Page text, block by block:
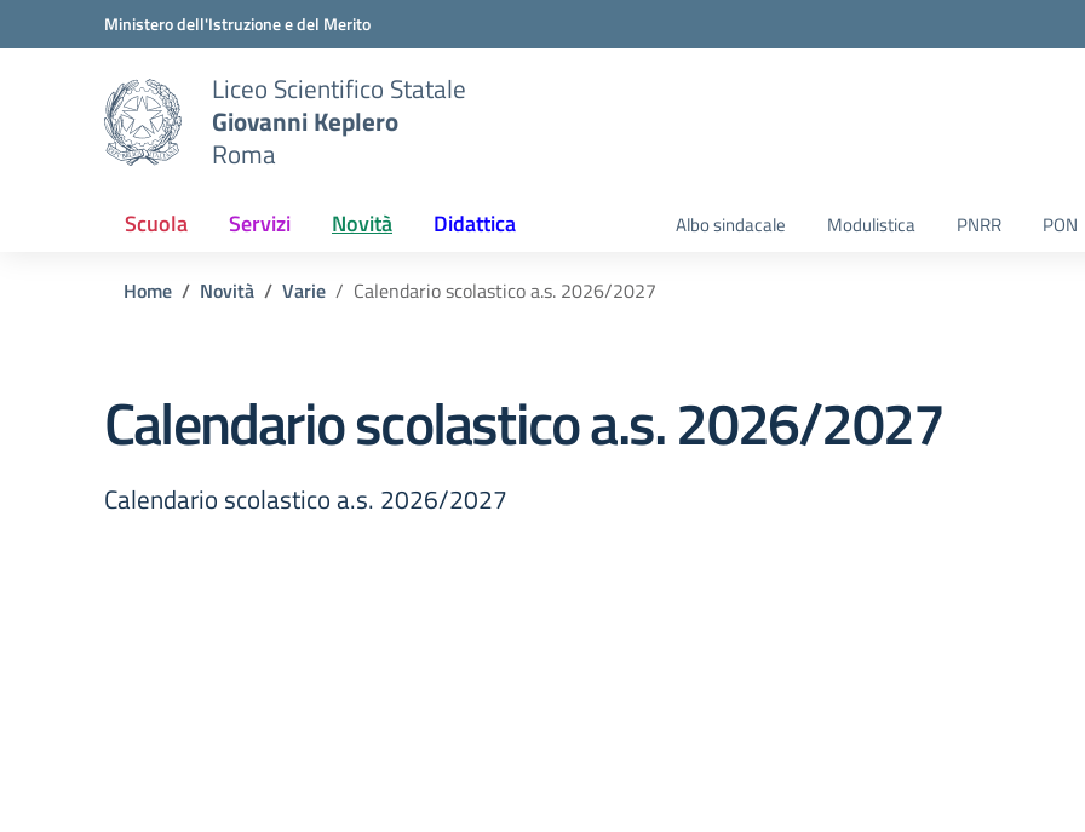
Vai ai contenuti
Vai al menu di navigazioneMinistero dell'Istruzione e del Merito
Liceo Scientifico Statale
Giovanni Keplero
Roma
Scuola Servizi Novità Didattica Albo sindacale Modulistica PNRR PON
Home Novità Varie Calendario scolastico a.s. 2026/2027
Calendario scolastico a.s. 2026/2027
Calendario scolastico a.s. 2026/2027